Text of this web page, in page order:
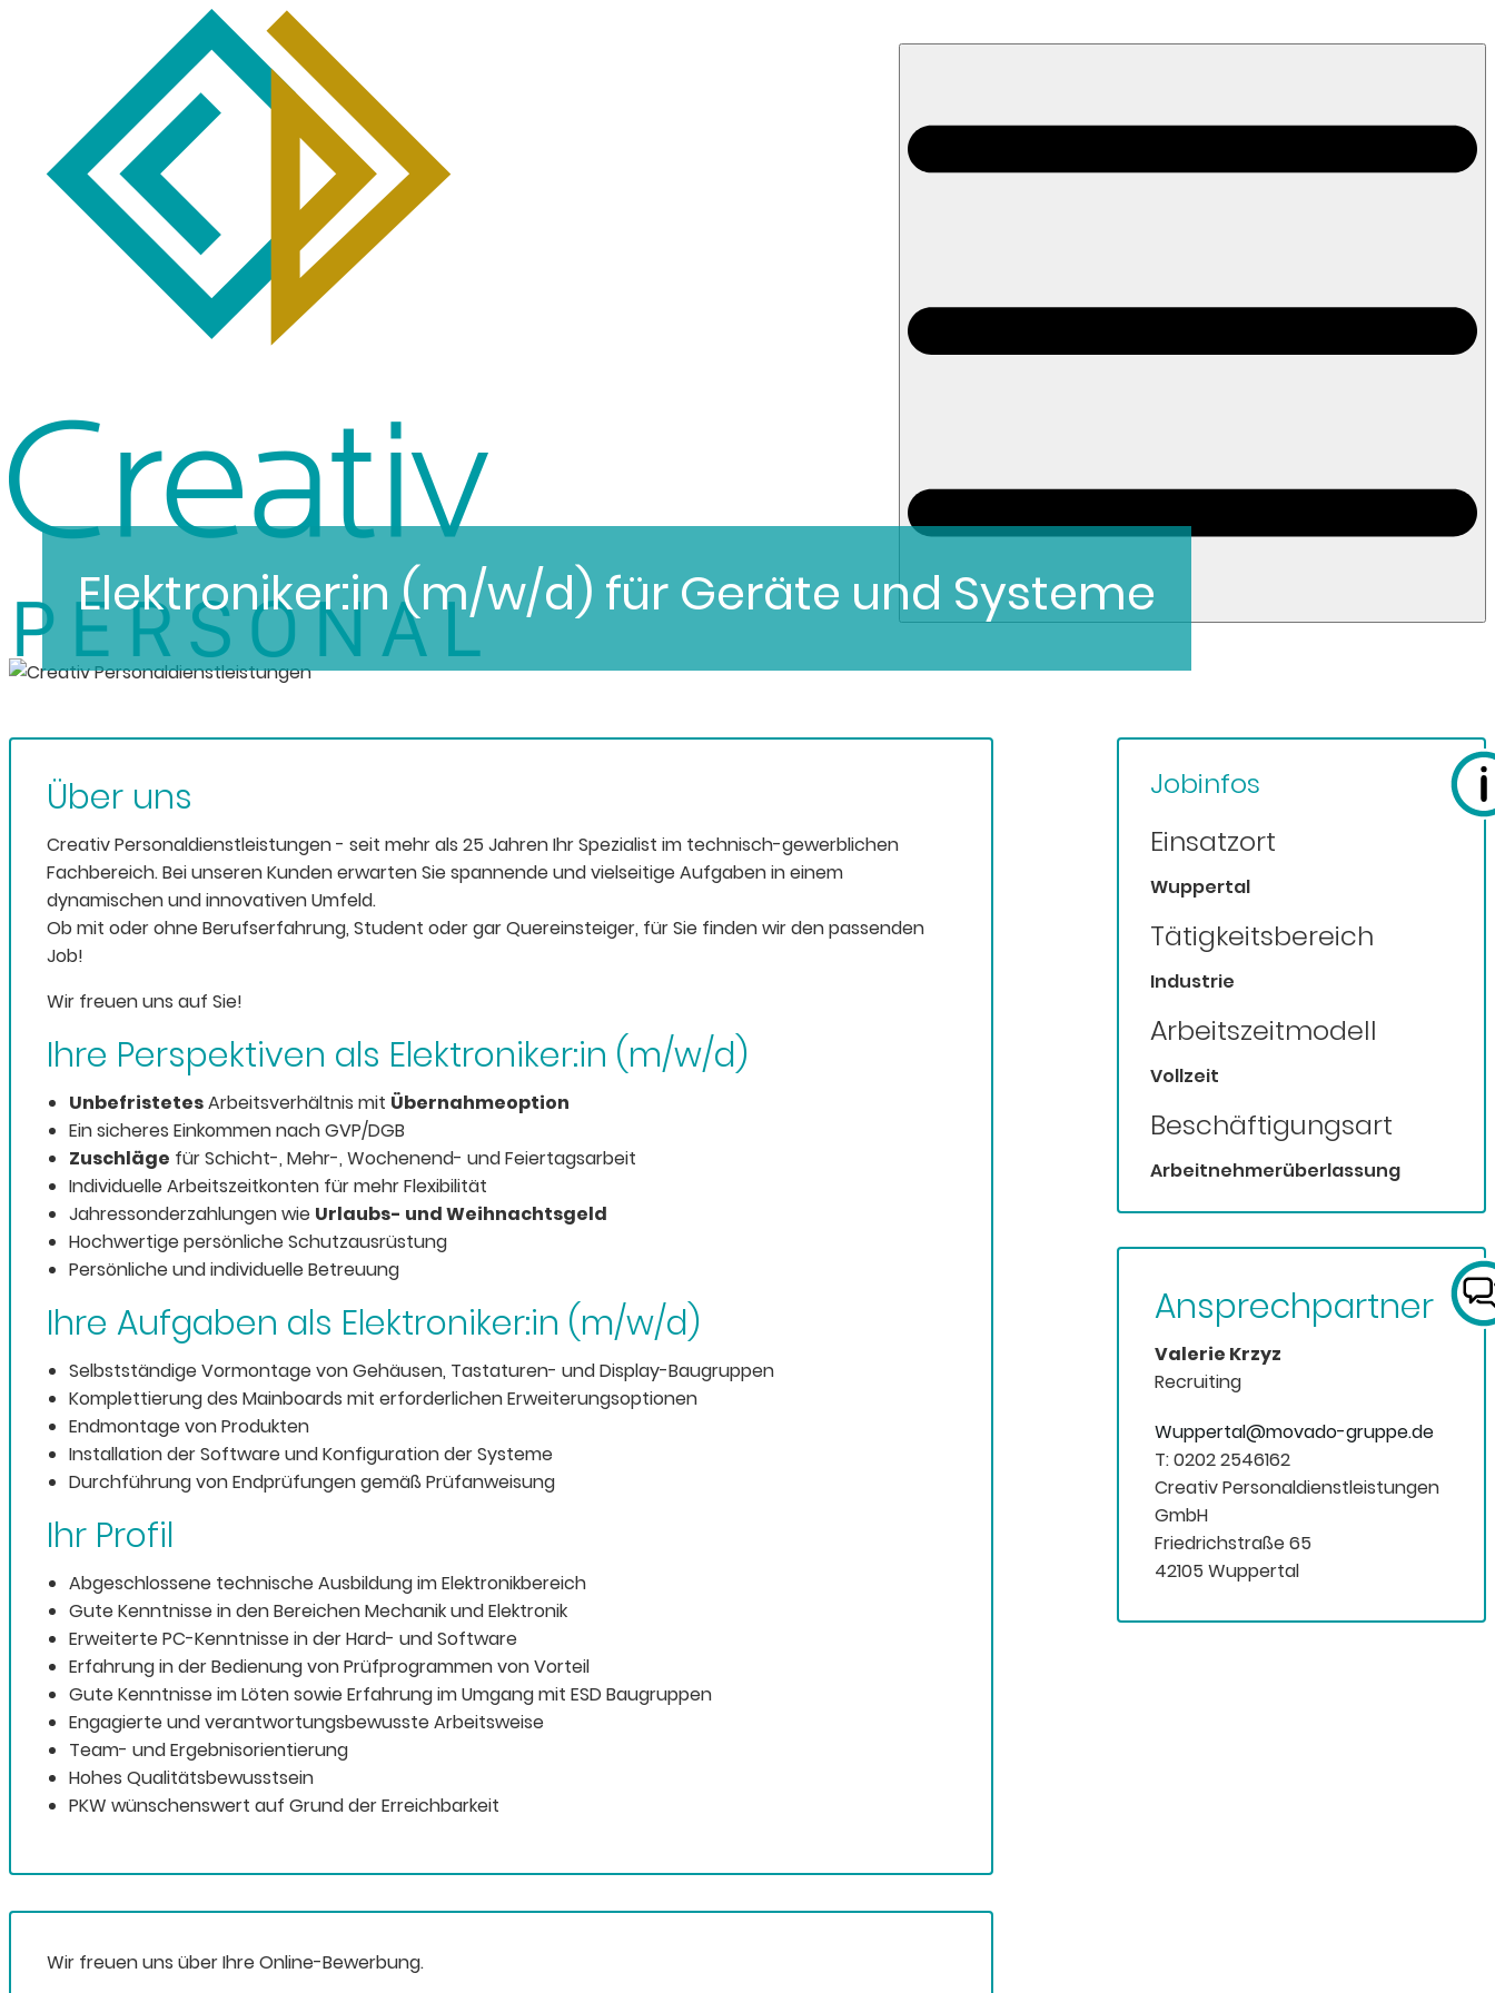
Elektroniker:in (m/w/d) für Geräte und Systeme
Über uns
Creativ Personaldienstleistungen - seit mehr als 25 Jahren Ihr Spezialist im technisch-gewerblichen
Fachbereich. Bei unseren Kunden erwarten Sie spannende und vielseitige Aufgaben in einem
dynamischen und innovativen Umfeld.
Ob mit oder ohne Berufserfahrung, Student oder gar Quereinsteiger, für Sie finden wir den passenden
Job!
Wir freuen uns auf Sie!
Ihre Perspektiven als Elektroniker:in (m/w/d)
UnbefristetesArbeitsverhältnis mit Übernahmeoption
Ein sicheres Einkommen nach GVP/DGB
Zuschläge für Schicht-, Mehr-, Wochenend- und Feiertagsarbeit
Individuelle Arbeitszeitkonten für mehr Flexibilität
Jahressonderzahlungen wie Urlaubs- und Weihnachtsgeld
Hochwertige persönliche Schutzausrüstung
Persönliche und individuelle Betreuung
Ihre Aufgaben als Elektroniker:in (m/w/d)
Selbstständige Vormontage von Gehäusen, Tastaturen- und Display-Baugruppen
Komplettierung des Mainboards mit erforderlichen Erweiterungsoptionen
Endmontage von Produkten
Installation der Software und Konfiguration der Systeme
Durchführung von Endprüfungen gemäß Prüfanweisung
Ihr Profil
Abgeschlossene technische Ausbildung im Elektronikbereich
Gute Kenntnisse in den Bereichen Mechanik und Elektronik
Erweiterte PC-Kenntnisse in der Hard- und Software
Erfahrung in der Bedienung von Prüfprogrammen von Vorteil
Gute Kenntnisse im Löten sowie Erfahrung im Umgang mit ESD Baugruppen
Engagierte und verantwortungsbewusste Arbeitsweise
Team- und Ergebnisorientierung
Hohes Qualitätsbewusstsein
PKW wünschenswert auf Grund der Erreichbarkeit
Wir freuen uns über Ihre Online-Bewerbung.
Jobinfos
Einsatzort
Wuppertal
Tätigkeitsbereich
Industrie
Arbeitszeitmodell
Vollzeit
Beschäftigungsart
Arbeitnehmerüberlassung
Ansprechpartner
Valerie Krzyz
Recruiting
Wuppertal@movado-gruppe.de
T: 0202 2546162
Creativ Personaldienstleistungen
GmbH
Friedrichstraße 65
42105 Wuppertal